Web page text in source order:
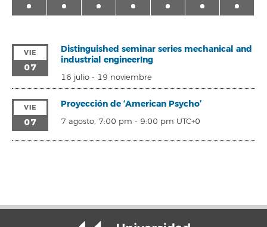
VIE
07
Distinguished seminar series mechanical and
industrial engineerIng
16 julio- 19 noviembre
VIE
07
Proyección de ‘American Psycho’
7 agosto, 7:00 pm - 9:00 pm UTC+0